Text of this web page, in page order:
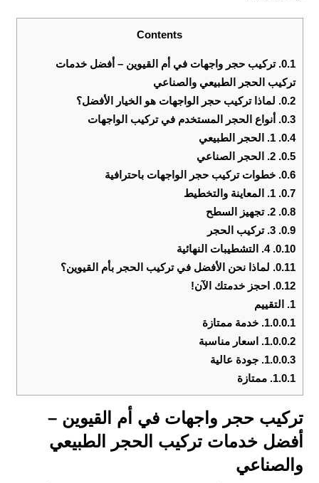
Contents
0.1. تركيب حجر واجهات في أم القيوين – أفضل خدمات
تركيب الحجر الطبيعي والصناعي
0.2. لماذا تركيب حجر الواجهات هو الخيار الأفضل؟
0.3. أنواع الحجر المستخدم في تركيب الواجهات
0.4. 1. الحجر الطبيعي
0.5. 2. الحجر الصناعي
0.6. خطوات تركيب حجر الواجهات باحترافية
0.7. 1. المعاينة والتخطيط
0.8. 2. تجهيز السطح
0.9. 3. تركيب الحجر
0.10. 4. التشطيبات النهائية
0.11. لماذا نحن الأفضل في تركيب الحجر بأم القيوين؟
0.12.
احجز خدمتك الآن!
1.
التقييم
1.0.0.1. خدمة ممتازة
1.0.0.2.
اسعار مناسبة
1.0.0.3. جودة عالية
1.0.1. ممتازة
تركيب حجر واجهات في أم القيوين –
أفضل خدمات تركيب الحجر الطبيعي
والصناعي